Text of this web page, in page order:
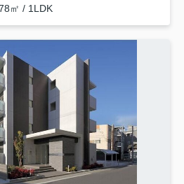
㎡ / 1LDK